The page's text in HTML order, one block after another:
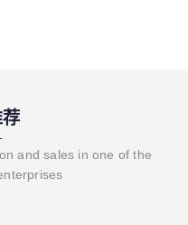
and sales in one of the